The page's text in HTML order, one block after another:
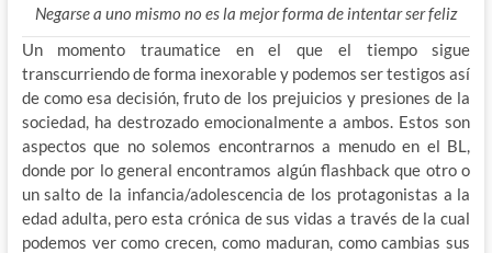
Negarse a uno mismo no es la mejor forma de intentar ser feliz
Un momento traumatice en el que el tiempo sigue
transcurriendo de forma inexorable y podemos ser testigos así
de como esa decisión, fruto de los prejuicios y presiones de la
sociedad, ha destrozado emocionalmente a ambos. Estos son
aspectos que no solemos encontrarnos a menudo en el BL,
donde por lo general encontramos algún flashback que otro o
un salto de la infancia/adolescencia de los protagonistas a la
edad adulta, pero esta crónica de sus vidas a través de la cual
podemos ver como crecen, como maduran, como cambias sus